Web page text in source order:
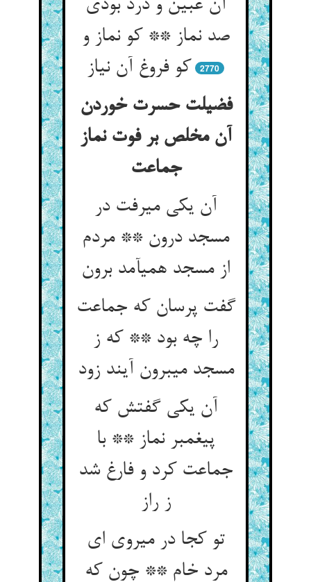
آن غبین و درد بودی
صد نماز ** کو نماز و
کو فروغ آن نیاز
2770
فضیلت حسرت خوردن
آن مخلص بر فوت نماز
جماعت‏
آن یکی می‏رفت در
مسجد درون ** مردم
از مسجد همی‏آمد برون‏
گفت پرسان که جماعت
را چه بود ** که ز
مسجد می‏برون آیند زود
آن یکی گفتش که
پیغمبر نماز ** با
جماعت کرد و فارغ شد
ز راز
تو کجا در می‏روی ای
مرد خام ** چون که